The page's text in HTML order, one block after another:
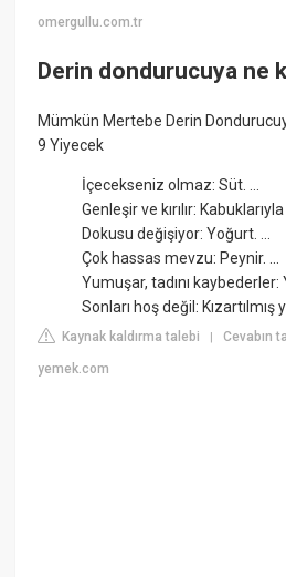
omergullu.com.tr
Derin dondurucuya ne
Mümkün Mertebe Derin
9 Yiyecek
İçecekseniz olmaz: Süt. ...
Genleşir ve kırılır:
Dokusu değişiyor: Yoğurt. ...
Çok hassas mevzu: Peynir. ...
Yumuşar, tadını kaybederler:
Sonları hoş değil: Kızartılmış
Kaynak kaldırma talebi |Cevabın
yemek.com